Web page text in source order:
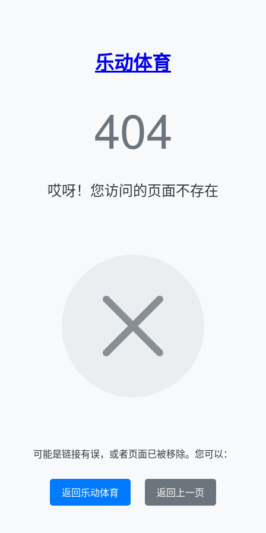
乐动体育
404
哎呀！您访问的页面不存在
可能是链接有误，或者页面已被移除。您可以：
返回乐动体育 返回上一页